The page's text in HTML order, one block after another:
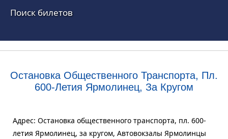
Поиск билетов
Остановка Общественного Транспорта, Пл.
600-Летия Ярмолинец, За Кругом
Адрес: Остановка общественного транспорта, пл. 600-
летия Ярмолинец, за кругом, Автовокзалы Ярмолинцы